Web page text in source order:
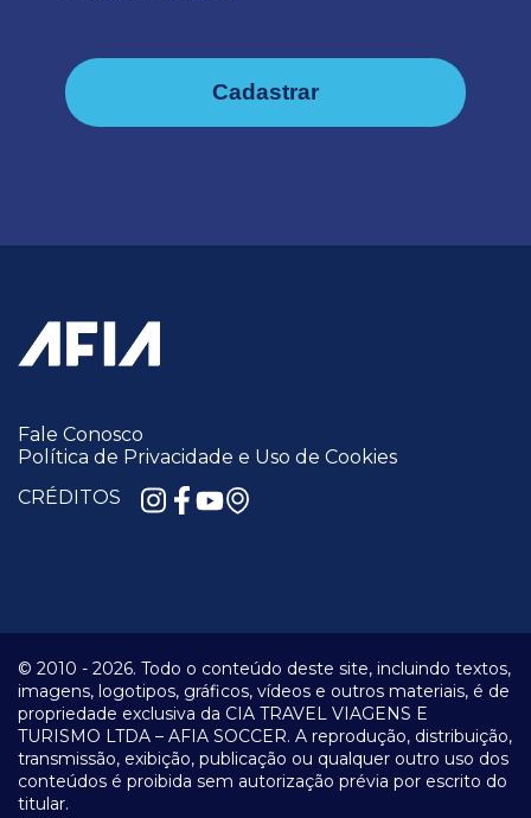
Cadastrar
Fale Conosco
Política de Privacidade e Uso de Cookies
CRÉDITOS
© 2010 - 2026. Todo o conteúdo deste site, incluindo textos,
imagens, logotipos, gráficos, vídeos e outros materiais, é de
propriedade exclusiva da CIA TRAVEL VIAGENS E
TURISMO LTDA – AFIA SOCCER. A reprodução, distribuição,
transmissão, exibição, publicação ou qualquer outro uso dos
conteúdos é proibida sem autorização prévia por escrito do
titular.